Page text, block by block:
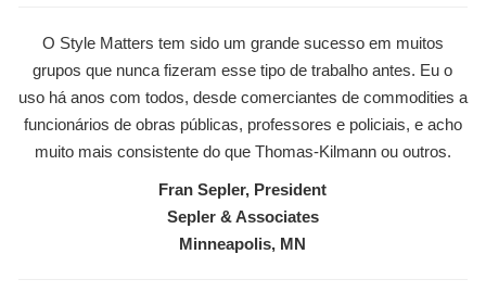
O Style Matters tem sido um grande sucesso em muitos
grupos que nunca fizeram esse tipo de trabalho antes. Eu o
uso há anos com todos, desde comerciantes de commodities a
funcionários de obras públicas, professores e policiais, e acho
muito mais consistente do que Thomas-Kilmann ou outros.
Fran Sepler, President
Sepler & Associates
Minneapolis, MN